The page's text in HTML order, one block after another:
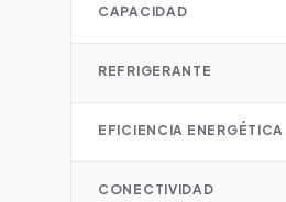
CAPACIDAD
REFRIGERANTE
EFICIENCIA ENERGÉTICA
CONECTIVIDAD